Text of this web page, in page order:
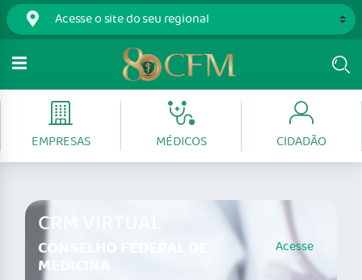
EMPRESAS MÉDICOS CIDADÃO
CRM VIRTUAL
CONSELHO FEDERAL DE
MEDICINA
Acesse